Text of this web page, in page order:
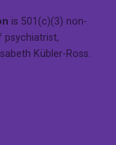
is 501(c)(3) non-
psychiatrist,
Kübler-Ross.